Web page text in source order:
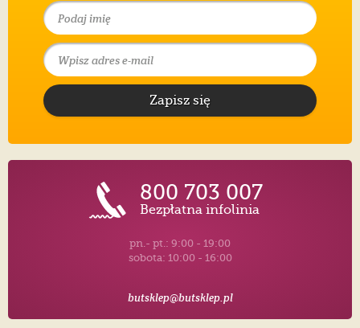
Zapisz się
800 703 007
Bezpłatna infolinia
pn.- pt.: 9:00 - 19:00
sobota: 10:00 - 16:00
butsklep@butsklep.pl